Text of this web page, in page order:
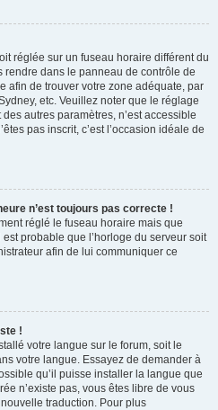
réglée sur un fuseau horaire différent du
rendre dans le panneau de contrôle de
afin de trouver votre zone adéquate, par
etc. Veuillez noter que le réglage
autres paramètres, n’est accessible
pas inscrit, c’est l’occasion idéale de
n’est toujours pas correcte !
réglé le fuseau horaire mais que
est probable que l’horloge du serveur soit
afin de lui communiquer ce
!
votre langue sur le forum, soit le
votre langue. Essayez de demander à
qu’il puisse installer la langue que
n’existe pas, vous êtes libre de vous
traduction. Pour plus